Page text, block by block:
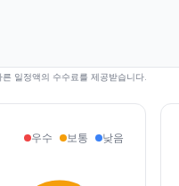
일정액의 수수료를 제공받습니다.
우수 보통 낮음